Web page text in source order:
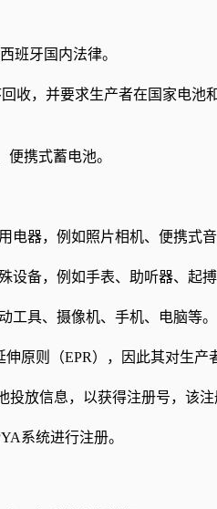
班牙国内法律。
，并要求生产者在国家电池和
携式蓄电池。
器，例如照片相机、便携式音
备，例如手表、助听器、起搏
工具、摄像机、手机、电脑等。
原则（EPR），因此其对生
放信息，以获得注册号，该
系统进行注册。